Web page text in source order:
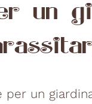
un
per un